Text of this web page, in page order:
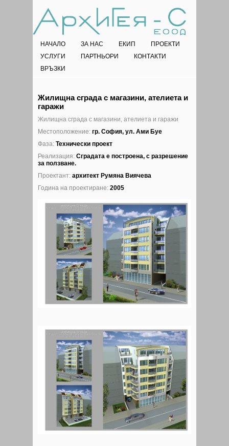
НАЧАЛО ЗА НАС ЕКИП
ПРОЕКТИ
УСЛУГИ
ПАРТНЬОРИ
КОНТАКТИ
ВРЪЗКИ
Жилищна сграда с магазини, ателиета и
гаражи
Жилищна сграда с магазини, ателиета и гаражи
Местоположение: гр. София, ул. Ами Буе
Фаза: Технически проект
Реализация: Сградата е построена, с разрешение
за ползване.
Проектант: архитект Румяна Виячева
Година на проектиране: 2005